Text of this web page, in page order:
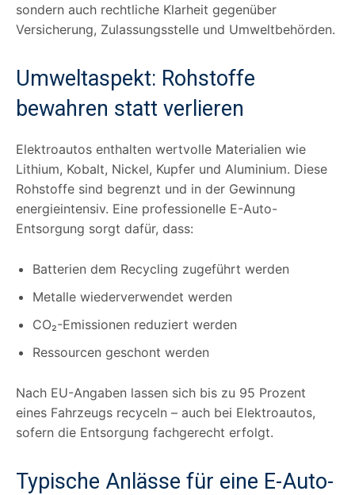
sondern auch rechtliche Klarheit gegenüber
Versicherung, Zulassungsstelle und Umweltbehörden.
Umweltaspekt: Rohstoffe
bewahren statt verlieren
Elektroautos enthalten wertvolle Materialien wie
Lithium, Kobalt, Nickel, Kupfer und Aluminium. Diese
Rohstoffe sind begrenzt und in der Gewinnung
energieintensiv. Eine professionelle E-Auto-
Entsorgung sorgt dafür, dass:
Batterien dem Recycling zugeführt werden
Metalle wiederverwendet werden
CO₂-Emissionen reduziert werden
Ressourcen geschont werden
Nach EU-Angaben lassen sich bis zu 95 Prozent
eines Fahrzeugs recyceln – auch bei Elektroautos,
sofern die Entsorgung fachgerecht erfolgt.
Typische Anlässe für eine E-Auto-